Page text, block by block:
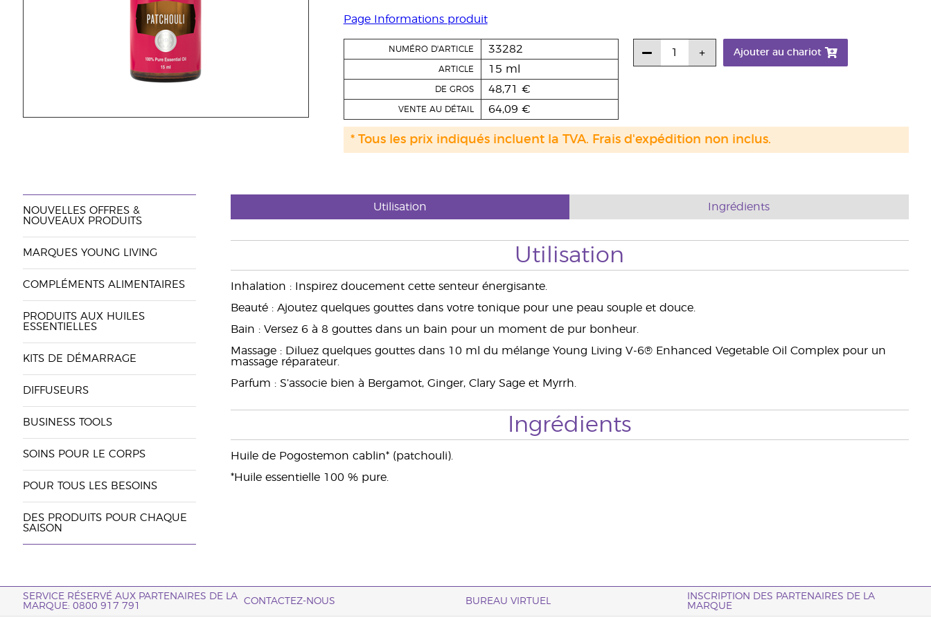
Page Informations produit
NUMÉRO D'ARTICLE 33282
ARTICLE 15 ml
DE GROS 48,71 €
VENTE AU DÉTAIL 64,09 €
Ajouter au chariot
* Tous les prix indiqués incluent la TVA. Frais d'expédition non inclus.
NOUVELLES OFFRES &
NOUVEAUX PRODUITS
MARQUES YOUNG LIVING
COMPLÉMENTS ALIMENTAIRES
PRODUITS AUX HUILES
ESSENTIELLES
KITS DE DÉMARRAGE
DIFFUSEURS
BUSINESS TOOLS
SOINS POUR LE CORPS
POUR TOUS LES BESOINS
DES PRODUITS POUR CHAQUE
SAISON
Utilisation Ingrédients
Utilisation
Inhalation : Inspirez doucement cette senteur énergisante.
Beauté : Ajoutez quelques gouttes dans votre tonique pour une peau souple et douce.
Bain : Versez 6 à 8 gouttes dans un bain pour un moment de pur bonheur.
Massage : Diluez quelques gouttes dans 10 ml du mélange Young Living V-6® Enhanced Vegetable Oil Complex pour un
massage réparateur.
Parfum : S’associe bien à Bergamot, Ginger, Clary Sage et Myrrh.
Ingrédients
Huile de Pogostemon cablin* (patchouli).
*Huile essentielle 100 % pure.
SERVICE RÉSERVÉ AUX PARTENAIRES DE LA
MARQUE: 0800 917 791
CONTACTEZ-NOUS BUREAU VIRTUEL
INSCRIPTION DES PARTENAIRES DE LA
MARQUE